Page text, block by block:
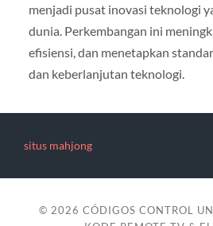
menjadi pusat inovasi teknologi
dunia. Perkembangan ini
efisiensi, dan menetapkan
dan keberlanjutan teknologi.
situs mahjong
© 2026 CÓDIGOS CONTROL